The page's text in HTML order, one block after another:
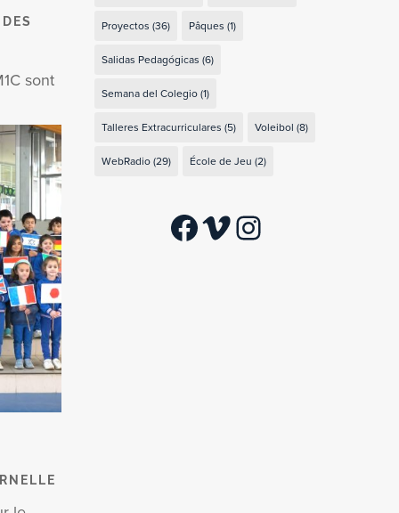
sont
Proyectos (36) Pâques (1)
Salidas Pedagógicas (6)
Semana del Colegio(1)
Talleres Extracurriculares (5) Voleibol (8)
WebRadio(29) École de Jeu (2)
Facebook
VimeoInstagram